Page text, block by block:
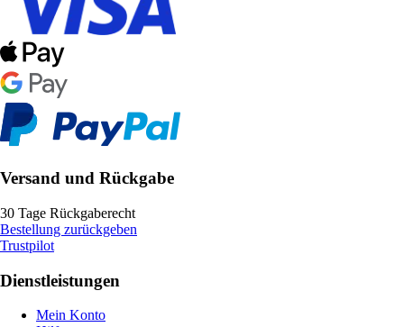
Versand und Rückgabe
30 Tage Rückgaberecht
Bestellung zurückgeben
Trustpilot
Dienstleistungen
Mein Konto